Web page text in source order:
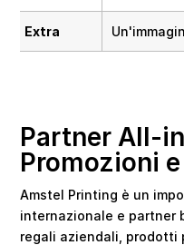
Extra
Partner All-
Promozioni
Amstel Printing è un
internazionale e partner
regali aziendali, prodotti